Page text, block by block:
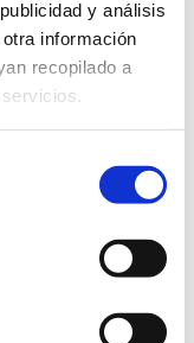
y análisis
información
recopilado a
José María
l
spa i
harmonia.